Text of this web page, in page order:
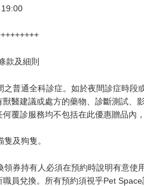
款及細則
之普通全科診症。如於夜間診症時段
醫建議或處方的藥物、診斷測試、
覆診服務均不包括在此優惠贈品內
及狗隻。
券持有人必須在預約時說明有意使
員兌換。所有預約須視乎Pet